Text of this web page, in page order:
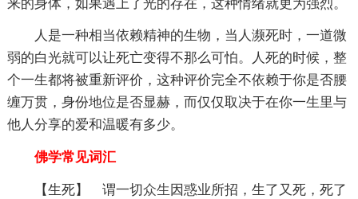
来的身体，如果遇上了光的存在，这种情绪就更为强烈。
人是一种相当依赖精神的生物，当人濒死时，一道微
弱的白光就可以让死亡变得不那么可怕。人死的时候，整
个一生都将被重新评价，这种评价完全不依赖于你是否腰
缠万贯，身份地位是否显赫，而仅仅取决于在你一生里与
他人分享的爱和温暖有多少。
佛学常见词汇
【生死】 谓一切众生 因惑业所招，生了又死，死了